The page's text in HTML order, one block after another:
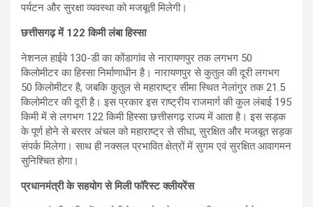
पर्यटन और सुरक्षा व्यवस्था को मजबूती मिलेगी।
छत्तीसगढ़ में 122 किमी लंबा हिस्सा
नेशनल हाईवे 130-डी का कोंडागांव से नारायणपुर तक लगभग 50
किलोमीटर का हिस्सा निर्माणाधीन है। नारायणपुर से कुतुल की दूरी लगभग
50 किलोमीटर है, जबकि कुतुल से महाराष्ट्र सीमा स्थित नेलांगुर तक 21.5
किलोमीटर की दूरी है। इस प्रकार इस राष्ट्रीय राजमार्ग की कुल लंबाई 195
किमी में से लगभग 122 किमी हिस्सा छत्तीसगढ़ राज्य में आता है। इस सड़क
के पूर्ण होने से बस्तर अंचल को महाराष्ट्र से सीधा, सुरक्षित और मजबूत सड़क
संपर्क मिलेगा। साथ ही नक्सल प्रभावित क्षेत्रों में सुगम एवं सुरक्षित आवागमन
सुनिश्चित होगा।
प्रधानमंत्री के सहयोग से मिली फॉरेस्ट क्लीयरेंस